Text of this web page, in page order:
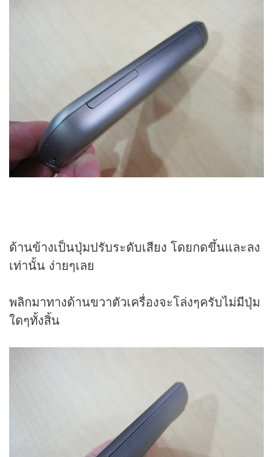
ด้านข้างเป็นปุ่มปรับระดับเสียง โดยกดขึ้นและลง
เท่านั้น ง่ายๆเลย
พลิกมาทางด้านขวาตัวเครื่องจะโล่งๆครับไม่มีปุ่ม
ใดๆทั้งสิ้น